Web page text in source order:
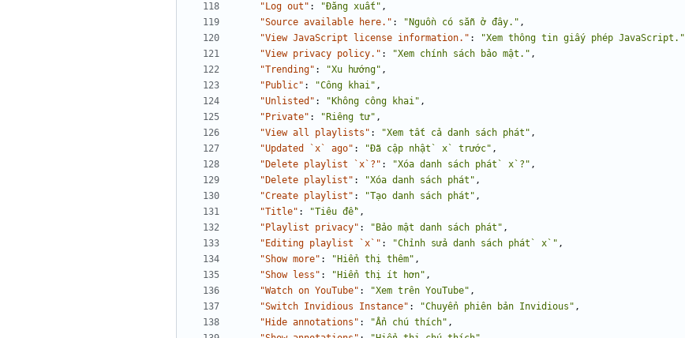
"Log out" : "Đăng xuất" ,
"Source available here." : "Nguồn có sẵn ở đây." ,
"View JavaScript license information." : "Xem thông tin giấy phép JavaScript."
"View privacy policy." : "Xem chính sách bảo mật." ,
"Trending" : "Xu hướng" ,
"Public" : "Công khai" ,
"Unlisted" : "Không công khai" ,
"Private" : "Riêng tư" ,
"View all playlists" : "Xem tất cả danh sách phát" ,
"Updated `x` ago" : "Đã cập nhật` x` trước" ,
"Delete playlist `x`?" : "Xóa danh sách phát` x`?" ,
"Delete playlist" : "Xóa danh sách phát" ,
"Create playlist" : "Tạo danh sách phát" ,
"Title" : "Tiêu đề" ,
"Playlist privacy" : "Bảo mật danh sách phát" ,
"Editing playlist `x`" : "Chỉnh sửa danh sách phát` x`" ,
"Show more" : "Hiển thị thêm" ,
"Show less" : "Hiển thị ít hơn" ,
"Watch on YouTube" : "Xem trên YouTube" ,
"Switch Invidious Instance" : "Chuyển phiên bản Invidious" ,
"Hide annotations" : "Ẩn chú thích" ,